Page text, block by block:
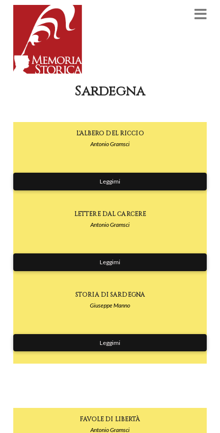
Sardegna
L'ALBERO DEL RICCIO
Antonio Gramsci
Leggimi
LETTERE DAL CARCERE
Antonio Gramsci
Leggimi
STORIA DI SARDEGNA
Giuseppe Manno
Leggimi
FAVOLE DI LIBERTÀ
Antonio Gramsci